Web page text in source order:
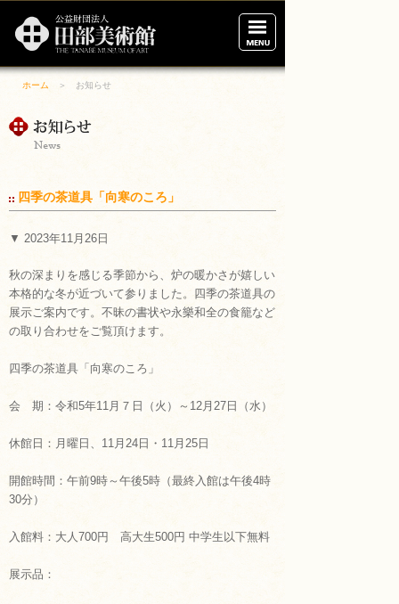
術
ホーム
展示案内
美術館の概要
財団について
お知らせ
お問い合わせ
ホーム ＞ お知らせ
四季の茶道具「向寒のころ」
▼ 2023年11月26日
秋の深まりを感じる季節から、炉の暖かさが嬉しい
本格的な冬が近づいて参りました。四季の茶道具の
展示ご案内です。不昧の書状や永樂和全の食籠など
の取り合わせをご覧頂けます。
四季の茶道具「向寒のころ」
会 期：令和5年11月７日（火）～12月27日（水）
休館日：月曜日、11月24日・11月25日
開館時間：午前9時～午後5時（最終入館は午後4時
30分）
入館料：大人700円 高大生500円 中学生以下無料
展示品：